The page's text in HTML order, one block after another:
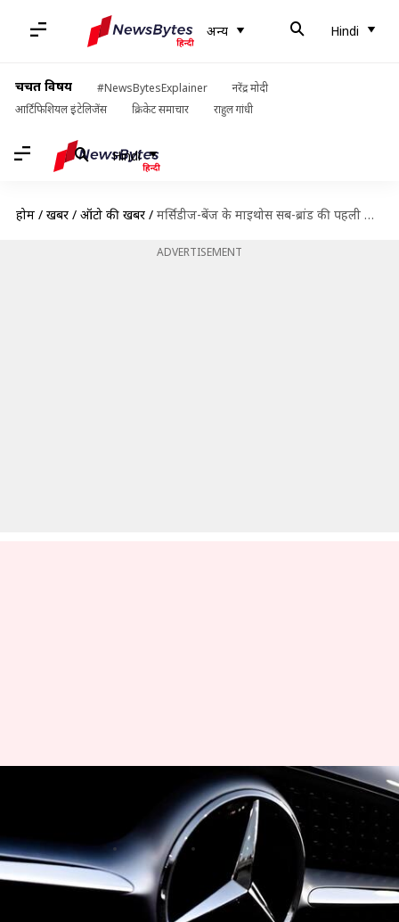
अन्य Hindi
चर्चित विषय #NewsBytesExplainer
नरेंद्र मोदी
आर्टिफिशियल इंटेलिजेंस
क्रिकेट समाचार राहुल गांधी
Hindi
होम / खबरें / ऑटो की खबरें / मर्सिडीज-बेंज के माइथोस सब-ब्रांड की पहली मॉडल 2025 में होगी लॉन्च
ADVERTISEMENT
मर्सिडीज-बेंज के माइथोस सब-ब्रांड की
पहली मॉडल 2025 में होगी लॉन्च
लेखन बिश्वजीत कुमार Feb 25, 2024 12:50 pm